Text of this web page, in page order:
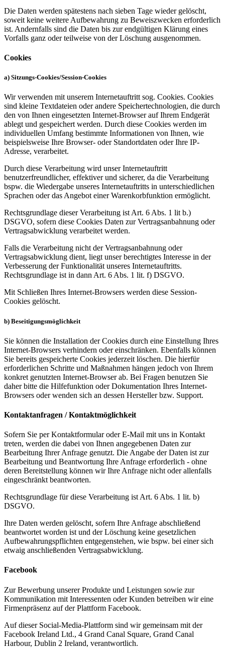
Die Daten werden spätestens nach sieben Tage wieder gelöscht,
soweit keine weitere Aufbewahrung zu Beweiszwecken erforderlich
ist. Andernfalls sind die Daten bis zur endgültigen Klärung eines
Vorfalls ganz oder teilweise von der Löschung ausgenommen.
Cookies
a) Sitzungs-Cookies/Session-Cookies
Wir verwenden mit unserem Internetauftritt sog. Cookies. Cookies
sind kleine Textdateien oder andere Speichertechnologien, die durch
den von Ihnen eingesetzten Internet-Browser auf Ihrem Endgerät
ablegt und gespeichert werden. Durch diese Cookies werden im
individuellen Umfang bestimmte Informationen von Ihnen, wie
beispielsweise Ihre Browser- oder Standortdaten oder Ihre IP-
Adresse, verarbeitet.
Durch diese Verarbeitung wird unser Internetauftritt
benutzerfreundlicher, effektiver und sicherer, da die Verarbeitung
bspw. die Wiedergabe unseres Internetauftritts in unterschiedlichen
Sprachen oder das Angebot einer Warenkorbfunktion ermöglicht.
Rechtsgrundlage dieser Verarbeitung ist Art. 6 Abs. 1 lit b.)
DSGVO, sofern diese Cookies Daten zur Vertragsanbahnung oder
Vertragsabwicklung verarbeitet werden.
Falls die Verarbeitung nicht der Vertragsanbahnung oder
Vertragsabwicklung dient, liegt unser berechtigtes Interesse in der
Verbesserung der Funktionalität unseres Internetauftritts.
Rechtsgrundlage ist in dann Art. 6 Abs. 1 lit. f) DSGVO.
Mit Schließen Ihres Internet-Browsers werden diese Session-
Cookies gelöscht.
b) Beseitigungsmöglichkeit
Sie können die Installation der Cookies durch eine Einstellung Ihres
Internet-Browsers verhindern oder einschränken. Ebenfalls können
Sie bereits gespeicherte Cookies jederzeit löschen. Die hierfür
erforderlichen Schritte und Maßnahmen hängen jedoch von Ihrem
konkret genutzten Internet-Browser ab. Bei Fragen benutzen Sie
daher bitte die Hilfefunktion oder Dokumentation Ihres Internet-
Browsers oder wenden sich an dessen Hersteller bzw. Support.
Kontaktanfragen / Kontaktmöglichkeit
Sofern Sie per Kontaktformular oder E-Mail mit uns in Kontakt
treten, werden die dabei von Ihnen angegebenen Daten zur
Bearbeitung Ihrer Anfrage genutzt. Die Angabe der Daten ist zur
Bearbeitung und Beantwortung Ihre Anfrage erforderlich - ohne
deren Bereitstellung können wir Ihre Anfrage nicht oder allenfalls
eingeschränkt beantworten.
Rechtsgrundlage für diese Verarbeitung ist Art. 6 Abs. 1 lit. b)
DSGVO.
Ihre Daten werden gelöscht, sofern Ihre Anfrage abschließend
beantwortet worden ist und der Löschung keine gesetzlichen
Aufbewahrungspflichten entgegenstehen, wie bspw. bei einer sich
etwaig anschließenden Vertragsabwicklung.
Facebook
Zur Bewerbung unserer Produkte und Leistungen sowie zur
Kommunikation mit Interessenten oder Kunden betreiben wir eine
Firmenpräsenz auf der Plattform Facebook.
Auf dieser Social-Media-Plattform sind wir gemeinsam mit der
Facebook Ireland Ltd., 4 Grand Canal Square, Grand Canal
Harbour, Dublin 2 Ireland, verantwortlich.